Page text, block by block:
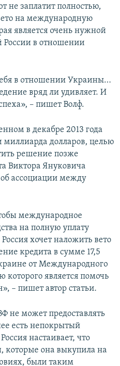
не заплатит полностью,
на международную
является очень нужной
России в отношении
в отношении Украины...
вряд ли удивляет. И
– пишет Волф.
в декабре 2013 года
миллиарда долларов, целью
решение позже
Виктора Януковича
ассоциации между
международное
на полную уплату
хочет наложить вето
кредита в сумме 17,5
от Международного
которого является помочь
– пишет автор статьи.
не может предоставлять
есть непокрытый
настаивает, что
которые она выкупила на
были таким